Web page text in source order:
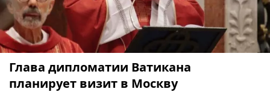
Глава дипломатии Ватикана
планирует визит в Москву